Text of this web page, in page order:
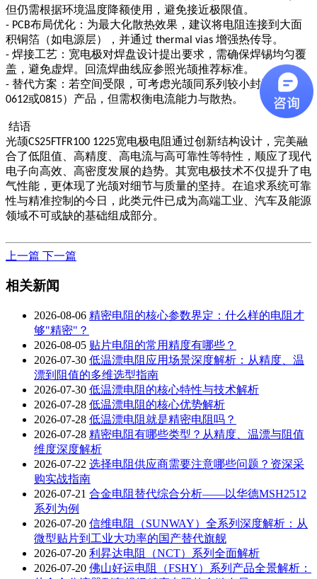
但仍需根据环境温度降额使用，避免接近极限值。
- PCB布局优化：为最大化散热效果，建议将电阻连接到大面
积铜箔（如电源层），并通过 thermal vias 增强热传导。
- 焊接工艺：宽电极对焊盘设计提出要求，需确保焊锡均匀覆
盖，避免虚焊。回流焊曲线应参照光颉推荐标准。
- 替代方案：若空间受限，可考虑光颉同系列较小封装（如
0612或0815）产品，但需权衡电流能力与散热。
结语
光颉CS25FTFR100 1225宽电极电阻通过创新结构设计，完美融
合了低阻值、高精度、高电流与高可靠性等特性，顺应了现代
电子向高效、高密度发展的趋势。其宽电极技术不仅提升了电
气性能，更体现了光颉对细节与质量的坚持。在追求系统可靠
性与精准控制的今日，此类元件已成为高端工业、汽车及能源
领域不可或缺的基础组成部分。
上一篇 下一篇
相关新闻
2026-08-06 精密电阻的核心参数界定：什么样的电阻才
够"精密"？
2026-08-05 贴片电阻的常用精度有哪些？
2026-07-30 低温漂电阻应用场景深度解析：从精度、温
漂到阻值的多维选型指南
2026-07-30 低温漂电阻的核心特性与技术解析
2026-07-28 低温漂电阻的核心优势解析
2026-07-28 低温漂电阻就是精密电阻吗？
2026-07-28 精密电阻有哪些类型？从精度、温漂与阻值
维度深度解析
2026-07-22 选择电阻供应商需要注意哪些问题？资深采
购实战指南
2026-07-21 合金电阻替代综合分析——以华德MSH2512
系列为例
2026-07-20 信维电阻（SUNWAY）全系列深度解析：从
微型贴片到工业大功率的国产替代旗舰
2026-07-20 利昇达电阻（NCT）系列全面解析
2026-07-20 佛山好运电阻（FSHY）系列产品全景解析：